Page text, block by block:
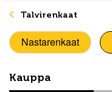
Talvirenkaat
Nastarenkaat
Kauppa